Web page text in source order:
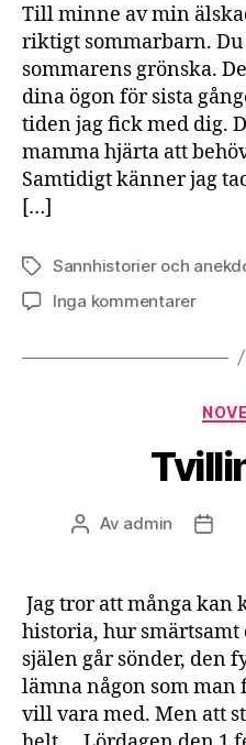
Till minne av min
riktigt sommarbarn.
sommarens grönska.
dina ögon för sista
tiden jag fick med dig.
mamma hjärta att
Samtidigt känner jag
[…]
EtiketterSannhistorier och
Inga kommentarertill
minne
dotter
Inläggsförfattare
Av admin
Jag tror att många kan
historia, hur
själen går sönder, den
lämna någon som
vill vara med. Men att